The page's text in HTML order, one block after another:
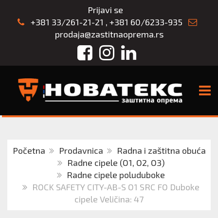
Prijavi se
+381 33/261-21-21 , +381 60/6233-935
prodaja@zastitnaoprema.rs
FacebookInstagram
LinkedIn
Početna Prodavnica
Radna i zaštitna obuća
Radne cipele (O1, O2, O3)
Radne cipele poluduboke
ROCK SAFETY CITY-AB-S O1 SRC FO Duboke
cipele Veličina: 47